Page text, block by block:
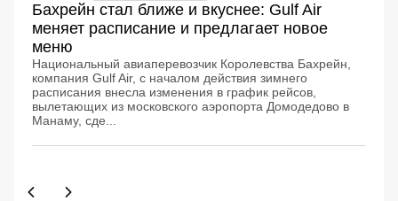
Бахрейн стал ближе и вкуснее: Gulf Air
меняет расписание и предлагает новое
меню
Национальный авиаперевозчик Королевства Бахрейн,
компания Gulf Air, с началом действия зимнего
расписания внесла изменения в график рейсов,
вылетающих из московского аэропорта Домодедово в
Манаму, сде...